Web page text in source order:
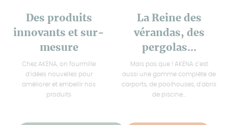
Des produits
innovants et sur-
mesure
Chez AKENA, on fourmille
d'idées nouvelles pour
améliorer et embellir nos
produits
La Reine des
vérandas, des
pergolas...
Mais pas que ! AKENA c'est
aussi une gamme complète de
carports, de poolhouses, d'abris
de piscine...